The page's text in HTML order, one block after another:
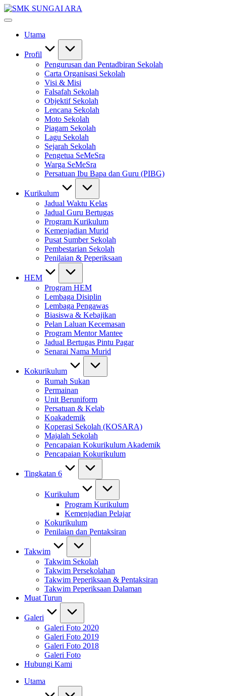
Skip
to
#KetekunanNadiKecemerlangan
#SeMeSradiHati
Utama
Profil
Pengurusan dan Pentadbiran Sekolah
Carta Organisasi Sekolah
Visi & Misi
Falsafah Sekolah
Objektif Sekolah
Lencana Sekolah
Moto Sekolah
Piagam Sekolah
Lagu Sekolah
Sejarah Sekolah
Pengetua SeMeSra
Warga SeMeSra
Persatuan Ibu Bapa dan Guru (PIBG)
Kurikulum
Jadual Waktu Kelas
Jadual Guru Bertugas
Program Kurikulum
Kemenjadian Murid
Pusat Sumber Sekolah
Pembestarian Sekolah
Penilaian & Peperiksaan
HEM
Program HEM
Lembaga Disiplin
Lembaga Pengawas
Biasiswa & Kebajikan
Pelan Laluan Kecemasan
Program Mentor Mantee
Jadual Bertugas Pintu Pagar
Senarai Nama Murid
Kokurikulum
Rumah Sukan
Permainan
Unit Beruniform
Persatuan & Kelab
Koakademik
Koperasi Sekolah (KOSARA)
Majalah Sekolah
Pencapaian Kokurikulum Akademik
Pencapaian Kokurikulum
Tingkatan 6
Kurikulum
Program Kurikulum
Kemenjadian Pelajar
Kokurikulum
Penilaian dan Pentaksiran
Takwim
Takwim Sekolah
Takwim Persekolahan
Takwim Peperiksaan & Pentaksiran
Takwim Peperiksaan Dalaman
Muat Turun
Galeri
Galeri Foto 2020
Galeri Foto 2019
Galeri Foto 2018
Galeri Foto
Hubungi Kami
Utama